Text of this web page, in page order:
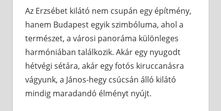
Az Erzsébet kilátó nem csupán egy építmény,
hanem Budapest egyik szimbóluma, ahol a
természet, a városi panoráma különleges
harmóniában találkozik. Akár egy nyugodt
hétvégi sétára, akár egy fotós kiruccanásra
vágyunk, a János-hegy csúcsán álló kilátó
mindig maradandó élményt nyújt.